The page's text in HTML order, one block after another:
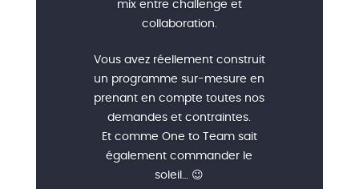
mix entre challenge et
collaboration.
Vous avez réellement construit
un programme sur-mesure en
prenant en compte toutes nos
demandes et contraintes.
Et comme One to Team sait
également commander le
soleil… 😉